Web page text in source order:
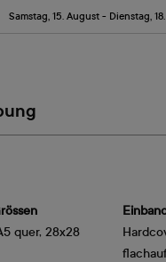
Samstag, 15. August - Dienstag,
quer, 28x28